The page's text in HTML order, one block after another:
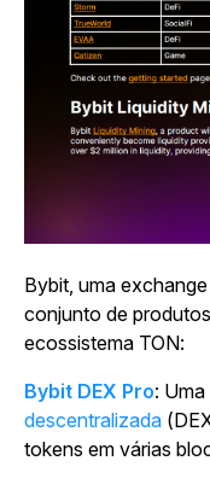
Bybit, uma
conjunto de
ecossistema TON:
Bybit DEX Pro: Uma
descentralizada
tokens em várias